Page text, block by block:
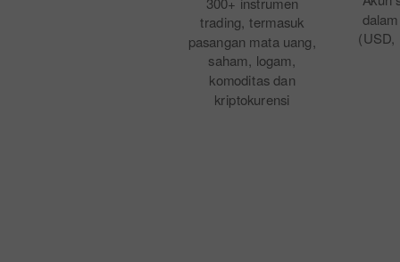
trading, termasuk
pasangan mata uang,
saham, logam,
komoditas dan
kriptokurensi
(USD,